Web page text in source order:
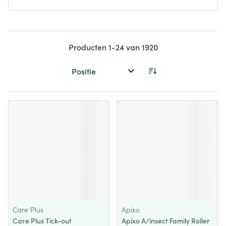
Producten1-24van1920
Sorteer op:
Care Plus
Care Plus Tick-out
Apixo
Apixo A/insect Family Roller